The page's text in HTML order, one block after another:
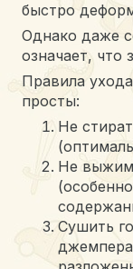
быстро
Однако даже
означает, что
Правила
просты:
Не
Не
Сушить